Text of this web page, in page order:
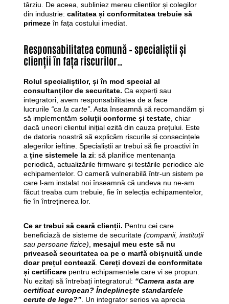
târziu. De aceea, subliniez mereu clienților și colegilor
din industrie: calitatea și conformitatea trebuie să
primezeîn fața costului imediat.
Responsabilitatea comună – specialiștii și
clienții în fața riscurilor…
Rolul specialiștilor, și în mod special al
consultanților de securitate. Ca experți sau
integratori, avem responsabilitatea de a face
lucrurile “ca la carte”. Asta înseamnă să recomandăm și
să implementăm soluții conforme și testate, chiar
dacă uneori clientul inițial ezită din cauza prețului. Este
de datoria noastră să explicăm riscurile și consecințele
alegerilor ieftine. Specialiștii ar trebui să fie proactivi în
a ține sistemele la zi: să planifice mentenanța
periodică, actualizările firmware și testările periodice ale
echipamentelor. O cameră vulnerabilă într-un sistem pe
care l-am instalat noi înseamnă că undeva nu ne-am
făcut treaba cum trebuie, fie în selecția echipamentelor,
fie în întreținerea lor.
Ce ar trebui să ceară clienții. Pentru cei care
beneficiază de sisteme de securitate (companii, instituții
sau persoane fizice)
mesajul meu este să nu
privească securitatea ca pe o marfă obișnuită unde
doar prețul contează. Cereți dovezi de conformitate
și certificarepentru echipamentele care vi se propun.
Nu ezitați să întrebați integratorul: “Camera asta are
certificat european? Îndeplinește standardele
cerute de lege?”. Un integrator serios va aprecia